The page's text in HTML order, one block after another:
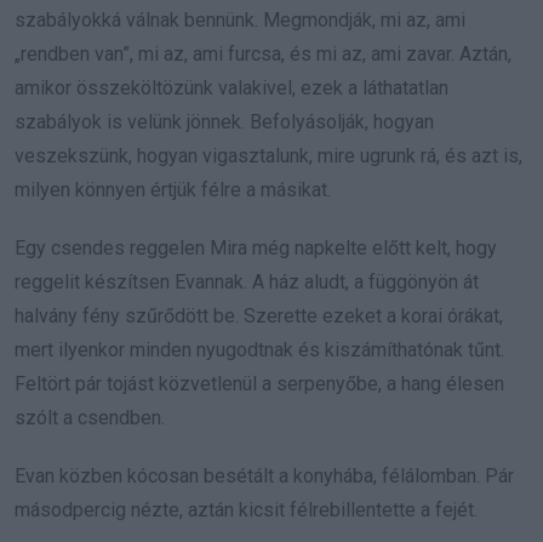
szabályokká válnak bennünk. Megmondják, mi az, ami
„rendben van”, mi az, ami furcsa, és mi az, ami zavar. Aztán,
amikor összeköltözünk valakivel, ezek a láthatatlan
szabályok is velünk jönnek. Befolyásolják, hogyan
veszekszünk, hogyan vigasztalunk, mire ugrunk rá, és azt is,
milyen könnyen értjük félre a másikat.
Egy csendes reggelen Mira még napkelte előtt kelt, hogy
reggelit készítsen Evannak. A ház aludt, a függönyön át
halvány fény szűrődött be. Szerette ezeket a korai órákat,
mert ilyenkor minden nyugodtnak és kiszámíthatónak tűnt.
Feltört pár tojást közvetlenül a serpenyőbe, a hang élesen
szólt a csendben.
Evan közben kócosan besétált a konyhába, félálomban. Pár
másodpercig nézte, aztán kicsit félrebillentette a fejét.